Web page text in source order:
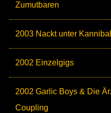
Zumutbaren
2003 Nackt unter
2002 Einzelgigs
2002 Garlic Boys & Die
Coupling